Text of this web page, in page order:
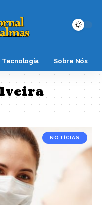
Tecnologia Sobre Nós
NOTÍCIAS